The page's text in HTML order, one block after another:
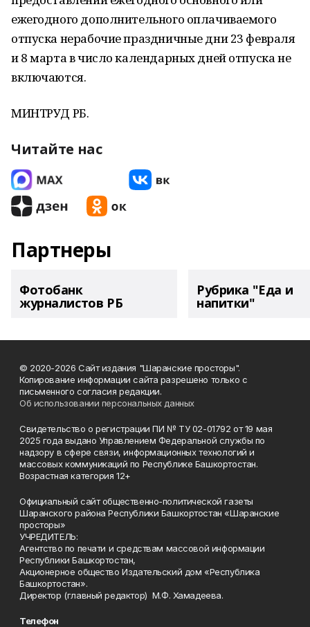
ежегодного дополнительного оплачиваемого
отпуска нерабочие праздничные дни 23 февраля
и 8 марта в число календарных дней отпуска не
включаются.
МИНТРУД РБ.
Читайте нас
Партнеры
Фотобанк
журналистов РБ
Рубрика "Еда и
напитки"
© 2020-2026 Сайт издания "Шаранские просторы".
Копирование информации сайта разрешено только с
письменного согласия редакции.
Об использовании персональных данных
Свидетельство о регистрации ПИ № ТУ 02-01792 от 19 мая
2025 года выдано Управлением Федеральной службы по
надзору в сфере связи, информационных технологий и
массовых коммуникаций по Республике Башкортостан.
Возрастная категория 12+
Официальный сайт общественно-политической газеты
Шаранского района Республики Башкортостан «Шаранские
просторы»
УЧРЕДИТЕЛЬ:
Агентство по печати и средствам массовой информации
Республики Башкортостан,
Акционерное общество Издательский дом «Республика
Башкортостан».
Директор (главный редактор) М.Ф. Хамадеева.
Телефон